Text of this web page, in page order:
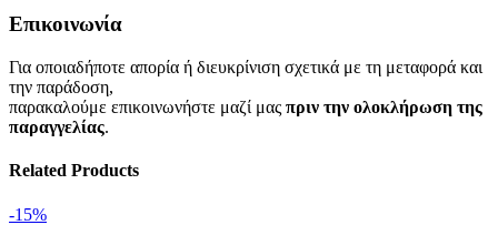
Επικοινωνία
Για οποιαδήποτε απορία ή διευκρίνιση σχετικά με τη μεταφορά και
την παράδοση,
παρακαλούμε επικοινωνήστε μαζί μας πριν την ολοκλήρωση της
παραγγελίας.
Related Products
-15%